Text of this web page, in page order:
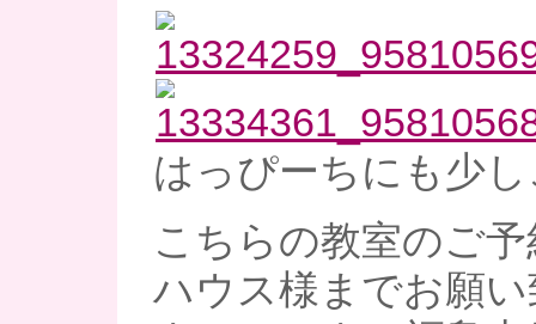
はっぴーちにも少
こちらの教室のご
ハウス様までお願